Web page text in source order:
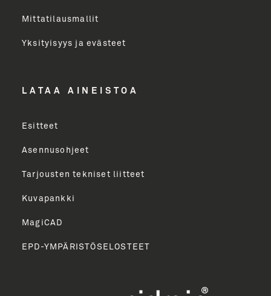
LÄHETÄ
Mittatilausmallit
Yksityisyys ja evästeet
LATAA AINEISTOA
Esitteet
Asennusohjeet
Tarjousten tekniset liitteet
Kuvapankki
MagiCAD
EPD-YMPÄRISTÖSELOSTEET